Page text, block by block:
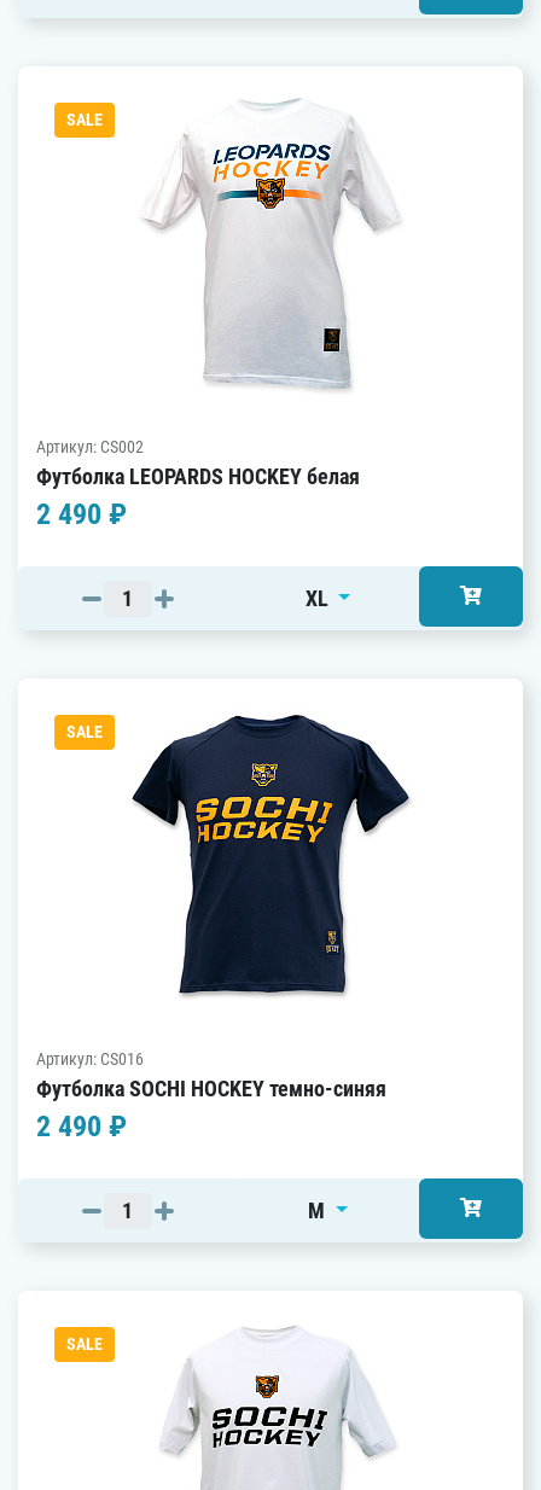
SALE
Артикул: CS002
Футболка LEOPARDS HOCKEY белая
2 490 ₽
XL
SALE
Артикул: CS016
Футболка SOCHI HOCKEY темно-синяя
2 490 ₽
M
SALE